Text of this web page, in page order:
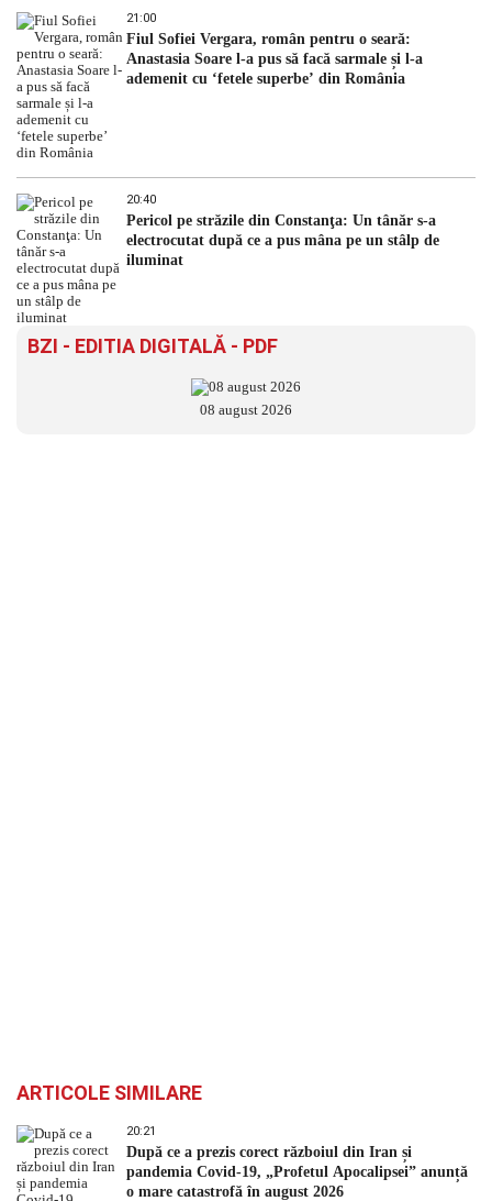
21:00
Fiul Sofiei Vergara, român pentru o seară:
Anastasia Soare l-a pus să facă sarmale și l-a
ademenit cu ‘fetele superbe’ din România
20:40
Pericol pe străzile din Constanţa: Un tânăr s-a
electrocutat după ce a pus mâna pe un stâlp de
iluminat
BZI - EDITIA DIGITALĂ - PDF
08 august 2026
ARTICOLE SIMILARE
20:21
După ce a prezis corect războiul din Iran și
pandemia Covid-19, „Profetul Apocalipsei” anunță
o mare catastrofă în august 2026